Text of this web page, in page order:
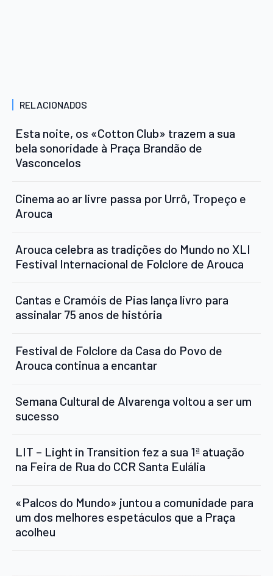
RELACIONADOS
Esta noite, os «Cotton Club» trazem a sua
bela sonoridade à Praça Brandão de
Vasconcelos
Cinema ao ar livre passa por Urrô, Tropeço e
Arouca
Arouca celebra as tradições do Mundo no XLI
Festival Internacional de Folclore de Arouca
Cantas e Cramóis de Pias lança livro para
assinalar 75 anos de história
Festival de Folclore da Casa do Povo de
Arouca continua a encantar
Semana Cultural de Alvarenga voltou a ser um
sucesso
LIT – Light in Transition fez a sua 1ª atuação
na Feira de Rua do CCR Santa Eulália
«Palcos do Mundo» juntou a comunidade para
um dos melhores espetáculos que a Praça
acolheu